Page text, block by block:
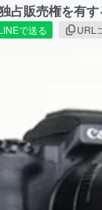
販売権を有す
で送る URL